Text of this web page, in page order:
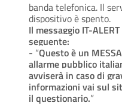
banda telefonica. Il
dispositivo è spento.
Il messaggio IT-
seguente:
- “Questo è un
allarme pubblico
avviserà in caso di
informazioni vai sul
il questionario.”